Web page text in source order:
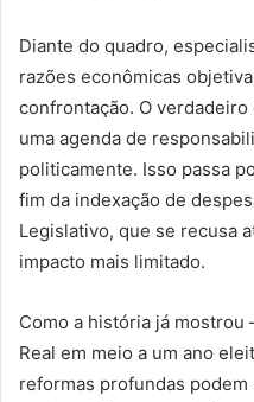
Diante do quadro,
razões econômicas
confrontação. O
uma agenda de
politicamente. Isso passa
fim da indexação de
Legislativo, que se recusa
impacto mais limitado.
Como a história já
Real em meio a um ano
reformas profundas